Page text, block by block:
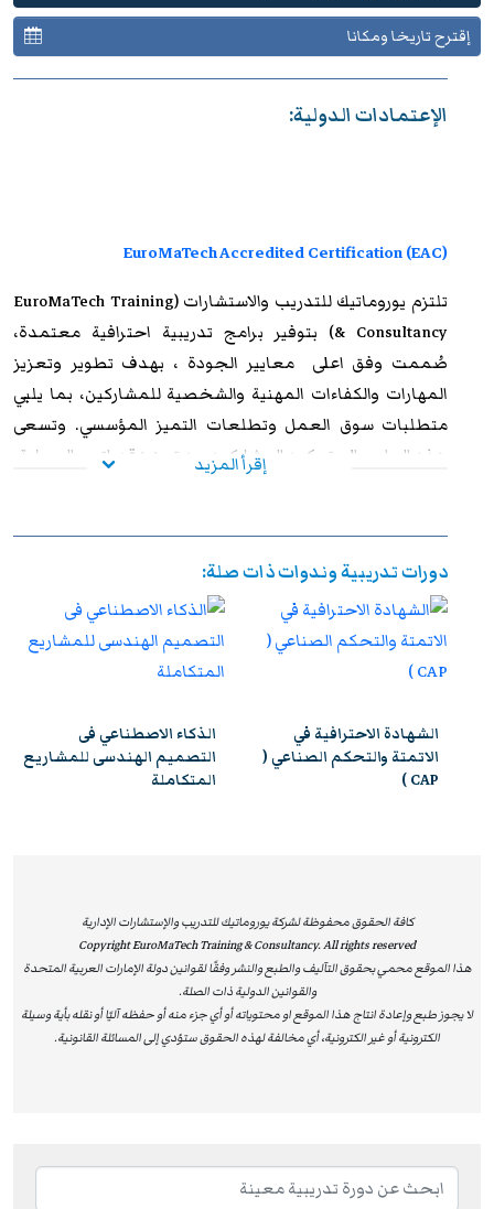
إقترح تاريخا ومكانا
الإعتمادات الدولية:
EuroMaTech Accredited Certification (EAC)
تلتزم يوروماتيك للتدريب
والاستشارات (EuroMaTech Training
& Consultancy) بتوفير برامج تدريبية احترافية معتمدة،
صُممت وفق اعلى معايير الجودة ، بهدف تطوير وتعزيز
المهارات والكفاءات المهنية والشخصية للمشاركين، بما يلبي
متطلبات سوق العمل وتطلعات التميز المؤسسي. وتسعى
هذه البرامج إلى تمكين المشاركين من تعزيز قدراتهم العملية،
بنجاح، يحصل المشاركون على شهادة معتمدة من
تتمتع بالاعتراف والموثوقية إقليميًا ودوليًا، مما يمنحها قيمة
استراتيجية عالية. وتُشكل هذه الشهادة إضافة نوعية لمسار
التطوير المهني، وتفتح للمشاركين آفاقًا واسعة نحو الترقي
إقرأ المزيد
دورات تدريبية وندوات ذات صلة:
الذكاء الاصطناعي فى
التصميم الهندسى للمشاريع
المتكاملة
تشغيل وصيانة أنظمة
الطاقة الاحتياطية UPS
والبطاريات للمنشآت
كافة الحقوق محفوظة لشركة يوروماتيك للتدريب والإستشارات الإدارية
Copyright EuroMaTech Training & Consultancy. All rights reserved
هذا الموقع محمي بحقوق التآليف والطبع والنشر وفقًا لقوانين دولة الإمارات العربية المتحدة
والقوانين الدولية ذات الصلة.
لا يجوز طبع وإعادة انتاج هذا الموقع او محتوياته أو أي جزء منه أو حفظه آليًا أو نقله بأية وسيلة
الكترونية أو غير الكترونية، أي مخالفة لهذه الحقوق ستؤدي إلى المسائلة القانونية.